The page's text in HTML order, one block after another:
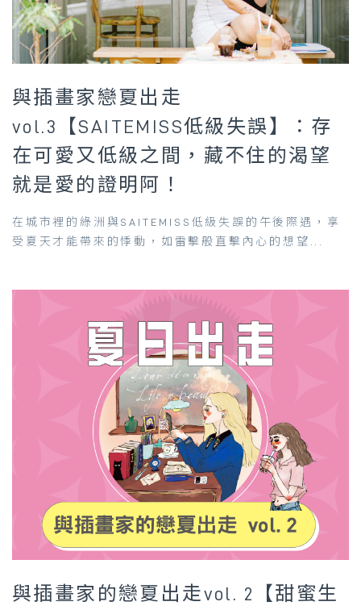
與插畫家戀夏出走
vol.3【SAITEMISS低級失誤】：存
在可愛又低級之間，藏不住的渴望
就是愛的證明阿！
在城市裡的綠洲與SAITEMISS低級失誤的午後際遇，享
受夏天才能帶來的悸動，如雷擊般直擊內心的想望...
與插畫家的戀夏出走vol. 2【甜蜜生